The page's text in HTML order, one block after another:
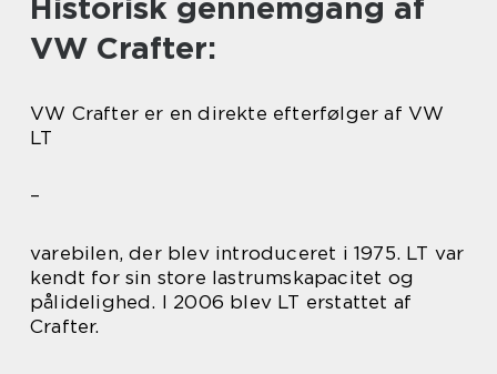
Historisk gennemgang af
VW Crafter:
VW Crafter er en direkte efterfølger af VW
LT
–
varebilen, der blev introduceret i 1975. LT var
kendt for sin store lastrumskapacitet og
pålidelighed. I 2006 blev LT erstattet af
Crafter.